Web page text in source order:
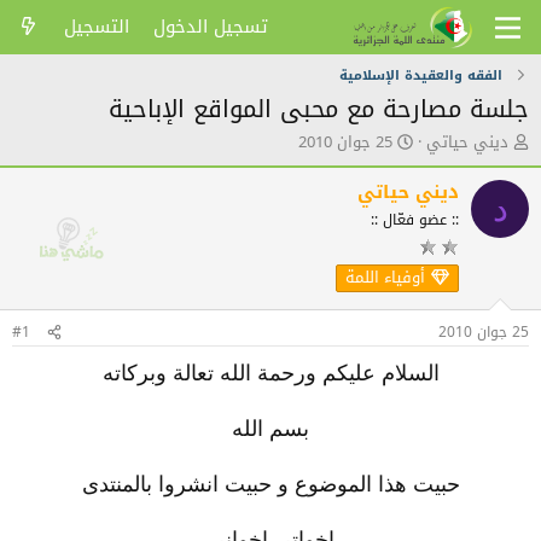
تسجيل الدخول التسجيل
الفقه والعقيدة الإسلامية
جلسة مصارحة مع محبى المواقع الإباحية
ك
ا
ت
ب
ا
ض
و
ديني حياتي ت
ا
ر
ي
خ
ل
ن
ش
25 جوان 2010
د ديني حياتي
:: عضو فعّال ::
أوفياء اللمة
25 جوان 2010 #1
السلام عليكم ورحمة الله تعالة وبركاته
بسم الله
حبيت هذا الموضوع و حبيت انشروا بالمنتدى